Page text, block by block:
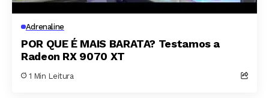
Adrenaline
POR QUE É MAIS BARATA? Testamos a
Radeon RX 9070 XT
1 Min Leitura